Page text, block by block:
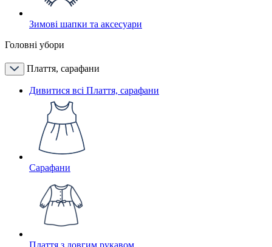
Зимові шапки та аксесуари
Головні убори
Плаття, сарафани
Дивитися всі Плаття, сарафани
Сарафани
Плаття з довгим рукавом